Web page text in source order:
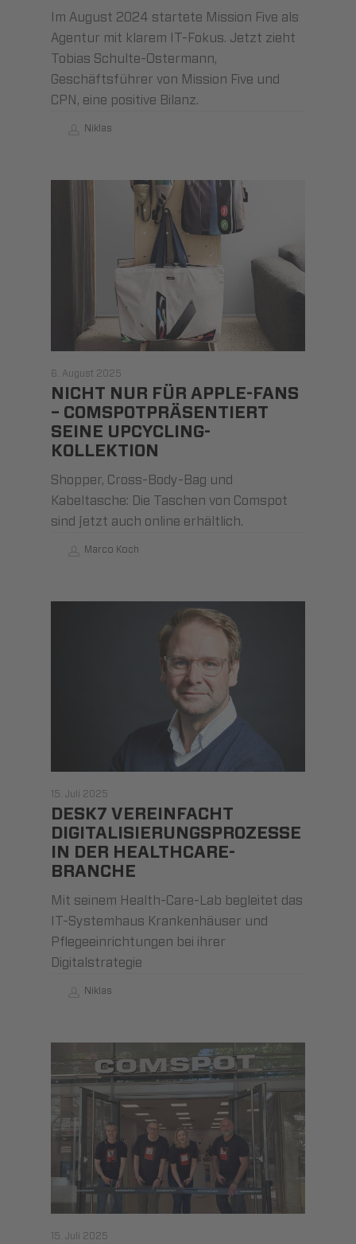
Im August 2024 startete Mission Five als
Agentur mit klarem IT-Fokus. Jetzt zieht
Tobias Schulte-Ostermann,
Geschäftsführer von Mission Five und
CPN, eine positive Bilanz.
Niklas
6. August 2025
NICHT NUR FÜR APPLE-FANS
– COMSPOT­PRÄSENTIERT
SEINE UPCYCLING-
KOLLEKTION
Shopper, Cross-Body-Bag und
Kabeltasche: Die Taschen von Comspot
sind jetzt auch online erhältlich.
Marco Koch
15. Juli 2025
DESK7 VEREINFACHT
DIGITALISIERUNGS­PROZESSE
IN DER HEALTHCARE-
BRANCHE
Mit seinem Health-Care-Lab begleitet das
IT-Systemhaus Krankenhäuser und
Pflegeeinrichtungen bei ihrer
Digitalstrategie
Niklas
15. Juli 2025